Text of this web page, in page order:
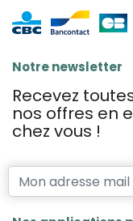
Notre newsletter
Recevez
nos offres en
chez vous !